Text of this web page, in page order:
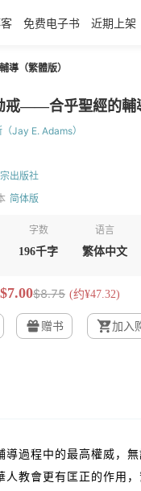
免费电子书 近期上架
（繁體版）
戒——合乎聖經的輔
Jay E. Adams）
出版社
简体版
字数
196千字
语言
繁体中文
$7.00$8.75 (约¥47.32)
赠书 加入
過程中的最高權威，
教會更有匡正的作用